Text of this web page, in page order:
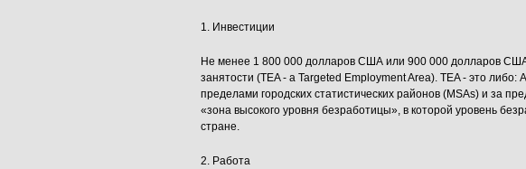
1. Инвестиции
Не менее 1 800 000 долларов США или 900 000 долларов
занятости (TEA - a Targeted Employment Area). TEA - это либо:
пределами городских статистических районов (MSAs) и за
«зона высокого уровня безработицы», в которой уровень
стране.
2. Работа